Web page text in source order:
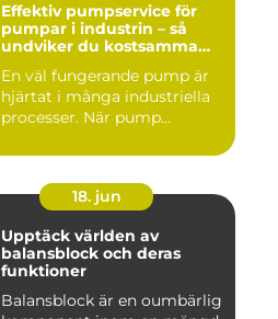
Effektiv pumpservice för
pumpar i industrin – så
undviker du kostsamma
En väl fungerande pump är
hjärtat i många industriella
processer. När pump...
18. jun
Upptäck världen av
balansblock och deras
funktioner
Balansblock är en oumbärlig